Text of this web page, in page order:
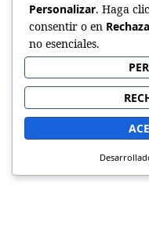
Personalizar. Haga
consentir o en
no esenciales.